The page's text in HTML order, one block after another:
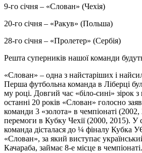
9-го січня – «Слован» (Чехія)
20-го січня – «Ракув» (Польша)
28-го січня – «Пролетер» (Сербія)
Решта суперників нашої команди
«Слован» – одна з найстаріших і
Перша футбольна команда в Ліберці
му році. Довгий час «біло-сині» зірок
останні 20 років «Слован» голосно
команди 3 «золота» в чемпіонаті (2002,
перемоги в Кубку Чехії (2000, 2015). У
команда дісталася до ¼ фіналу
«Слован», за який виступає
Качараба, займає 8-е місце в чемпіонаті.